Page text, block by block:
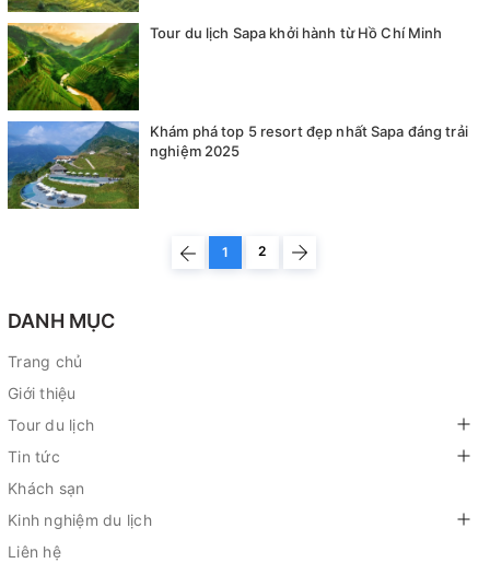
Tour du lịch Sapa khởi hành từ Hồ Chí Minh
Khám phá top 5 resort đẹp nhất Sapa đáng trải
nghiệm 2025
1 2
DANH MỤC
Trang chủ
Giới thiệu
Tour du lịch
Tin tức
Khách sạn
Kinh nghiệm du lịch
Liên hệ